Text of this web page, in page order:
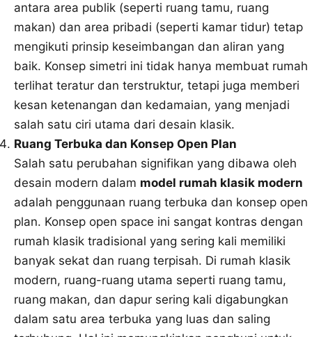
antara area publik (seperti ruang tamu, ruang
makan) dan area pribadi (seperti kamar tidur) tetap
mengikuti prinsip keseimbangan dan aliran yang
baik. Konsep simetri ini tidak hanya membuat rumah
terlihat teratur dan terstruktur, tetapi juga memberi
kesan ketenangan dan kedamaian, yang menjadi
salah satu ciri utama dari desain klasik.
Ruang Terbuka dan Konsep Open Plan
Salah satu perubahan signifikan yang dibawa oleh
desain modern dalam model rumah klasik modern
adalah penggunaan ruang terbuka dan konsep open
plan. Konsep open space ini sangat kontras dengan
rumah klasik tradisional yang sering kali memiliki
banyak sekat dan ruang terpisah. Di rumah klasik
modern, ruang-ruang utama seperti ruang tamu,
ruang makan, dan dapur sering kali digabungkan
dalam satu area terbuka yang luas dan saling